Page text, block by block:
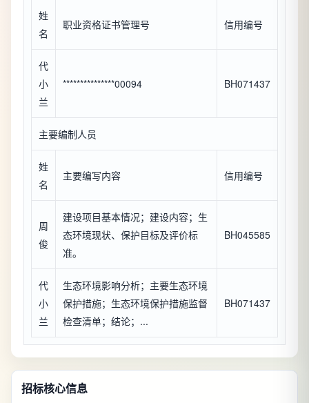
姓
名
职业资格证书管理号 信用编号
代
小
兰
***************00094 BH071437
主要编制人员
姓
名
主要编写内容 信用编号
周
俊
建设项目基本情况；建设内容；生
态环境现状、保护目标及评价标
准。
BH045585
代
小
兰
生态环境影响分析；主要生态环境
保护措施；生态环境保护措施监督
检查清单；结论；...
BH071437
招标核心信息